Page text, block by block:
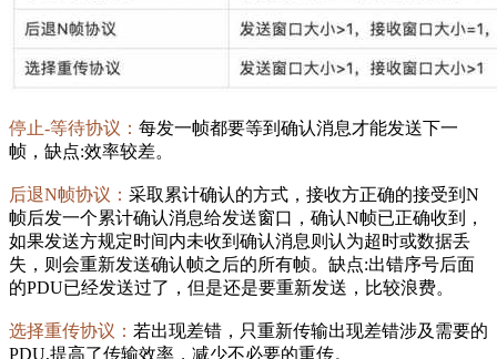
停止-等待协议： 每发一帧都要等到确认消息才能发送下一
帧，缺点:效率较差。
后退N帧协议： 采取累计确认的方式，接收方正确的接受到N
帧后发一个累计确认消息给发送窗口，确认N帧已正确收到，
如果发送方规定时间内未收到确认消息则认为超时或数据丢
失，则会重新发送确认帧之后的所有帧。缺点:出错序号后面
的PDU已经发送过了，但是还是要重新发送，比较浪费。
选择重传协议： 若出现差错，只重新传输出现差错涉及需要的
PDU,提高了传输效率，减少不必要的重传。